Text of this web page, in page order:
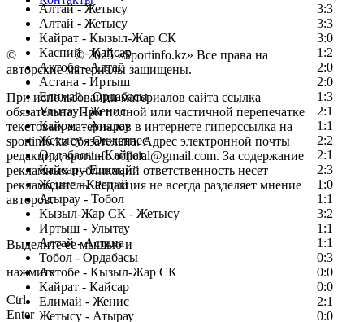
Алтай - Жетысу
3:3
Алтай - Жетысу
3:3
Кайрат - Кызыл-Жар СК
3:0
Каспий - Кайсар
1:2
Актобе - Алтай
2:0
Астана - Иртыш
2:0
Елимай - Ордабасы
1:3
Улытау - Женис
2:1
Кайрат - Атырау
1:1
Жетысу - Окжетпес
2:2
Ордабасы - Кайрат
2:1
Кайсар - Елимай
2:3
Женис - Каспий
1:0
Атырау - Тобол
1:1
Кызыл-Жар СК - Жетысу
3:2
Иртыш - Улытау
1:1
Алтай - Астана
1:1
Тобол - Ордабасы
0:3
Актобе - Кызыл-Жар СК
0:0
Кайрат - Кайсар
0:0
Елимай - Женис
2:1
Жетысу - Атырау
0:0
© Copyright© 2025 «Sportinfo.kz» Все права на
авторские материалы защищены.
При использовании материалов сайта ссылка
обязательна. При полной или частичной перепечатке
текстовых материалов в интернете гиперссылка на
sportinfo.kz обязательна. Адрес электронной почты
редакции: sportinfo.official@gmail.com. За содержание
рекламных публикаций ответственность несет
рекламодатель. Редакция не всегда разделяет мнение
авторов.
Заметили ошибку в тексте?
Выделите ее мышью и
нажмите
Ctrl
Enter